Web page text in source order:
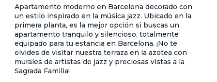
Apartamento moderno en Barcelona decorado con
un estilo inspirado en la música jazz. Ubicado en la
primera planta, es la mejor opción si buscas un
apartamento tranquilo y silencioso, totalmente
equipado para tu estancia en Barcelona. ¡No te
olvides de visitar nuestra terraza en la azotea con
murales de artistas de jazz y preciosas vistas a la
Sagrada Familia!